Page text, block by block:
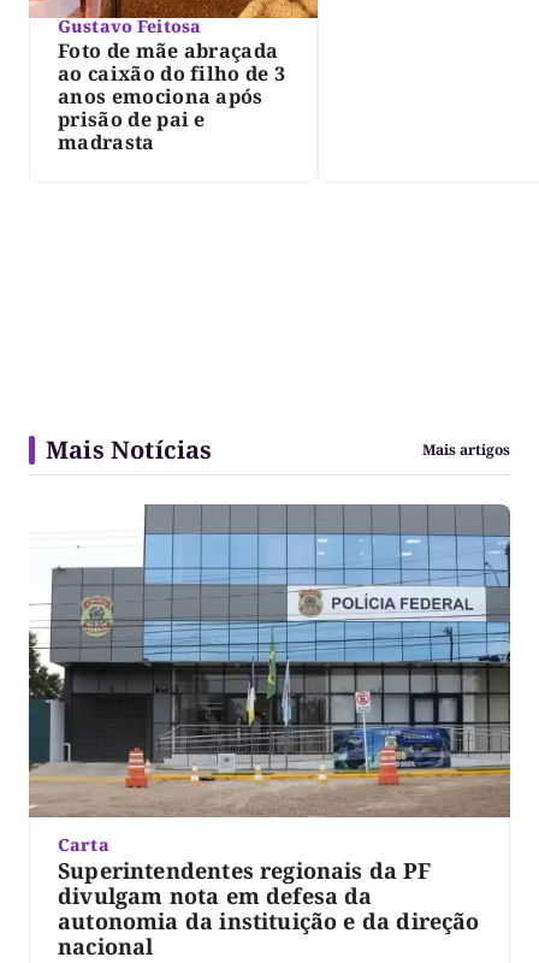
Gustavo Feitosa
Foto de mãe abraçada
ao caixão do filho de 3
anos emociona após
prisão de pai e
madrasta
Mais Notícias Mais artigos
Carta
Superintendentes regionais da PF
divulgam nota em defesa da
autonomia da instituição e da direção
nacional